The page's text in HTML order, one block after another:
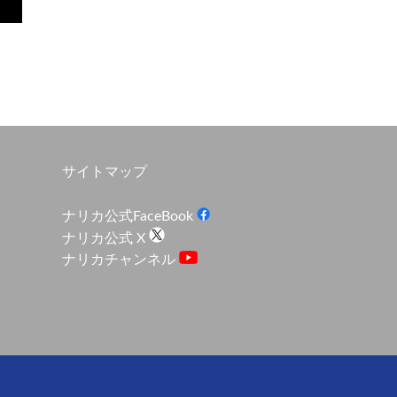
サイトマップ
ナリカ公式FaceBook
ナリカ公式 X
ナリカチャンネル